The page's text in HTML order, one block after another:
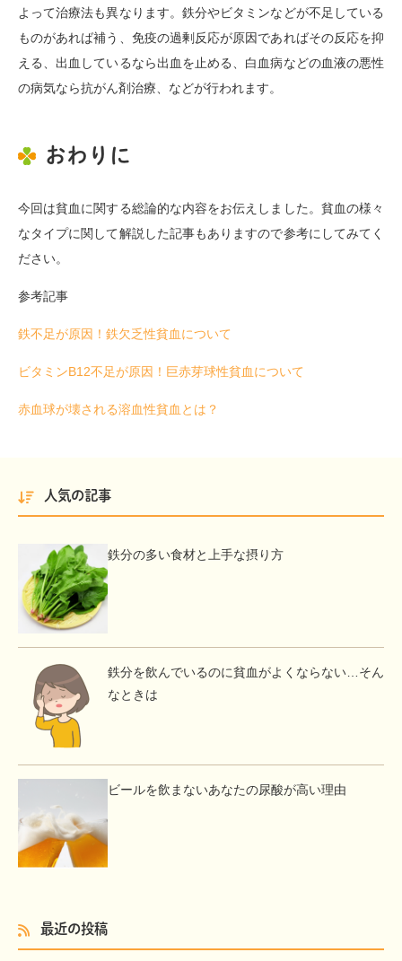
よって治療法も異なります。鉄分やビタミンなどが不足している
ものがあれば補う、免疫の過剰反応が原因であればその反応を抑
える、出血しているなら出血を止める、白血病などの血液の悪性
の病気なら抗がん剤治療、などが行われます。
おわりに
今回は貧血に関する総論的な内容をお伝えしました。貧血の様々
なタイプに関して解説した記事もありますので参考にしてみてく
ださい。
参考記事
鉄不足が原因！鉄欠乏性貧血について
ビタミンB12不足が原因！巨赤芽球性貧血について
赤血球が壊される溶血性貧血とは？
人気の記事
鉄分の多い食材と上手な摂り方
鉄分を飲んでいるのに貧血がよくならない…そん
なときは
ビールを飲まないあなたの尿酸が高い理由
最近の投稿